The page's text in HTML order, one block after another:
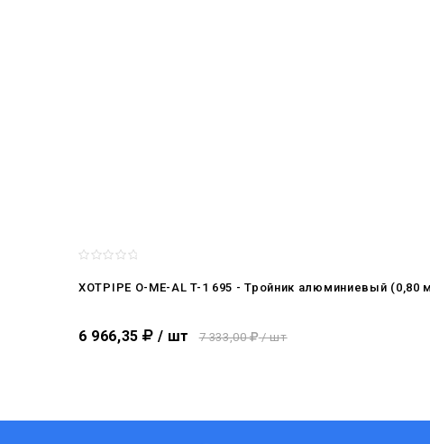
XOTPIPE O-ME-AL T-1 695 - Тройник алюминиевый
6 966,35 / шт 7 333,00 / шт